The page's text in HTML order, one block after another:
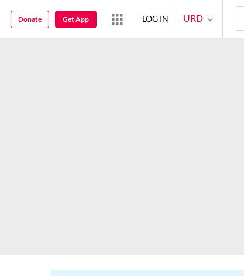
URD
LOG IN
Get App
Donate